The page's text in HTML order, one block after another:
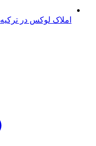
املاک لوکس در ترکیه